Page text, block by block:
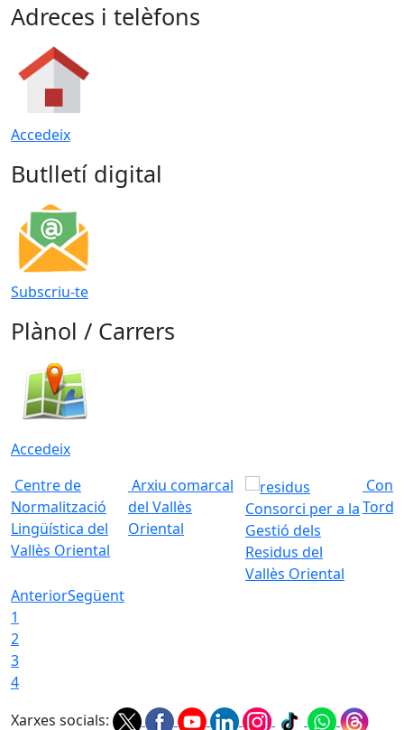
Adreces i telèfons
Accedeix
Butlletí digital
Subscriu-te
Plànol / Carrers
Accedeix
Centre de
Normalització
Lingüística del
Vallès Oriental
Arxiu comarcal
del Vallès
Oriental
Consorci per a la
Gestió dels
Residus del
Vallès Oriental
AnteriorSegüent
1
2
3
4
Xarxes socials: